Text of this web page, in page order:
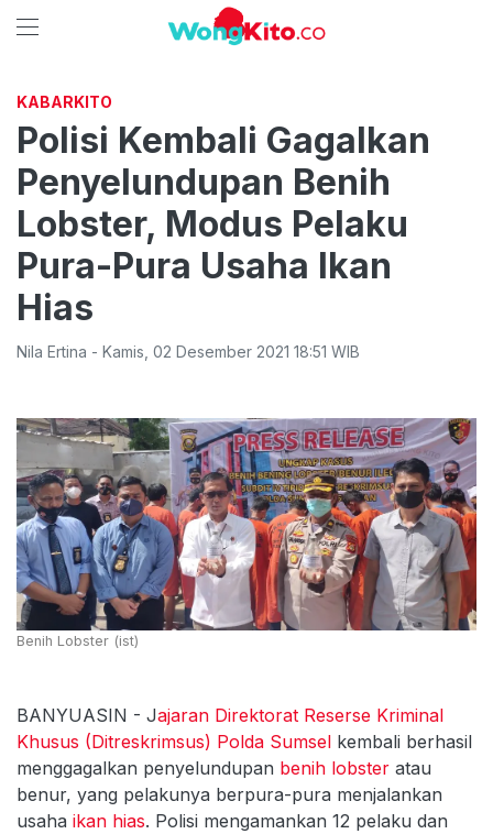
KABARKITO
Polisi Kembali Gagalkan
Penyelundupan Benih
Lobster, Modus Pelaku
Pura-Pura Usaha Ikan
Hias
Nila Ertina - Kamis 02 Desember 2021 18:51 WIB
Benih Lobster (ist)
BANYUASIN - Jajaran Direktorat Reserse Kriminal
Khusus (Ditreskrimsus) Polda Sumsel kembali berhasil
menggagalkan penyelundupan benih lobster atau
benur, yang pelakunya berpura-pura menjalankan
usaha ikan hias. Polisi mengamankan 12 pelaku dan